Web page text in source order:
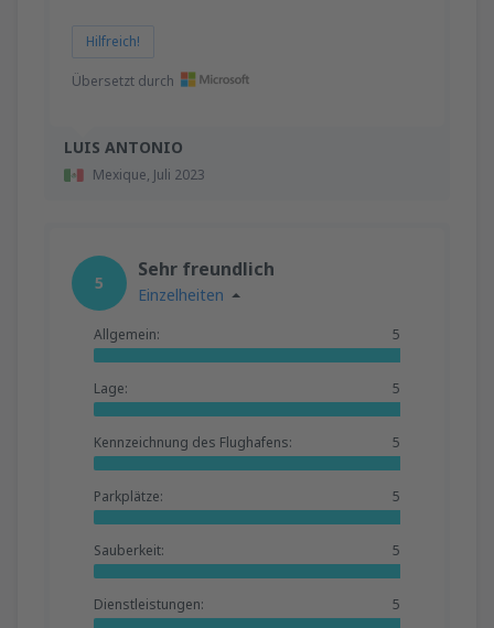
LUIS ANTONIO
Mexique, Juli 2023
Hilfreich!
Übersetzt durch
5
Sehr freundlich
Einzelheiten
Allgemein: 5
Lage: 5
Kennzeichnung des Flughafens: 5
Parkplätze: 5
Sauberkeit: 5
Dienstleistungen: 5